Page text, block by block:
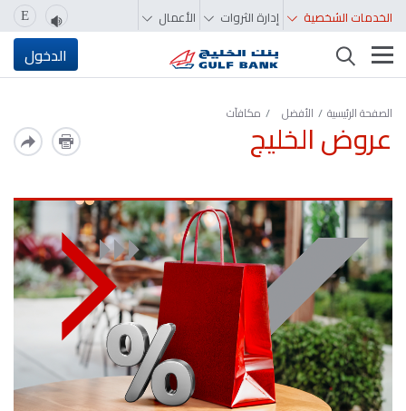
الخدمات الشخصية إدارة الثروات الأعمال E
تغيير التصفّح الدخول
الصفحة الرئيسية الأفضل مكافآت
عروض الخليج